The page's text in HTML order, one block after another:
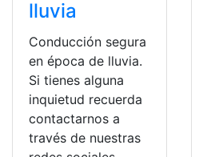
lluvia
Conducción segura
en época de lluvia.
Si tienes alguna
inquietud recuerda
contactarnos a
través de nuestras